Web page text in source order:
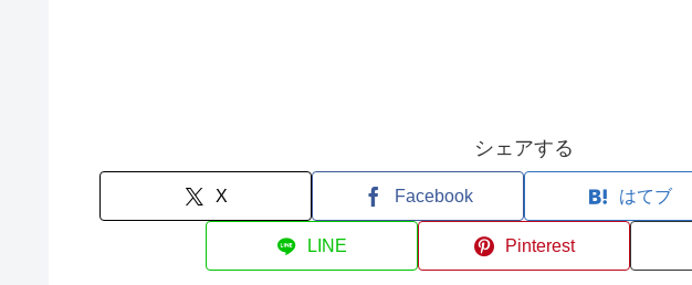
シェアする
X Facebook はてブ
LINE Pinterest